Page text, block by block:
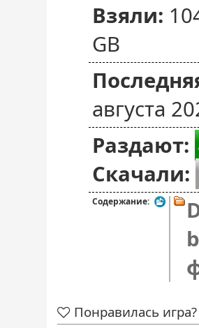
Взяли:
GB
августа
Раздают:
Скачали:
Содержание:
Понравилась